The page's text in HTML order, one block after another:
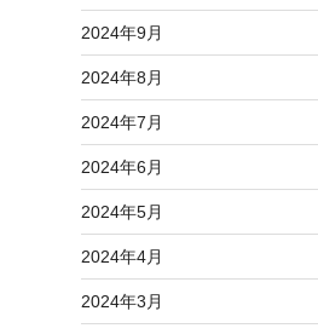
2024年9月
2024年8月
2024年7月
2024年6月
2024年5月
2024年4月
2024年3月